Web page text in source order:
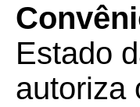
Estado
autoriza